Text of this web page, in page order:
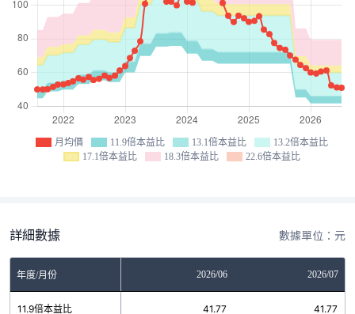
月均價 11.9倍本益比 13.1倍本益比
13.2倍本益比
17.1倍本益比
18.3倍本益比 22.6倍本益比
詳細數據 數據單位：元
年度/月份 2026/06 2026/07
11.9倍本益比 41.77 41.77